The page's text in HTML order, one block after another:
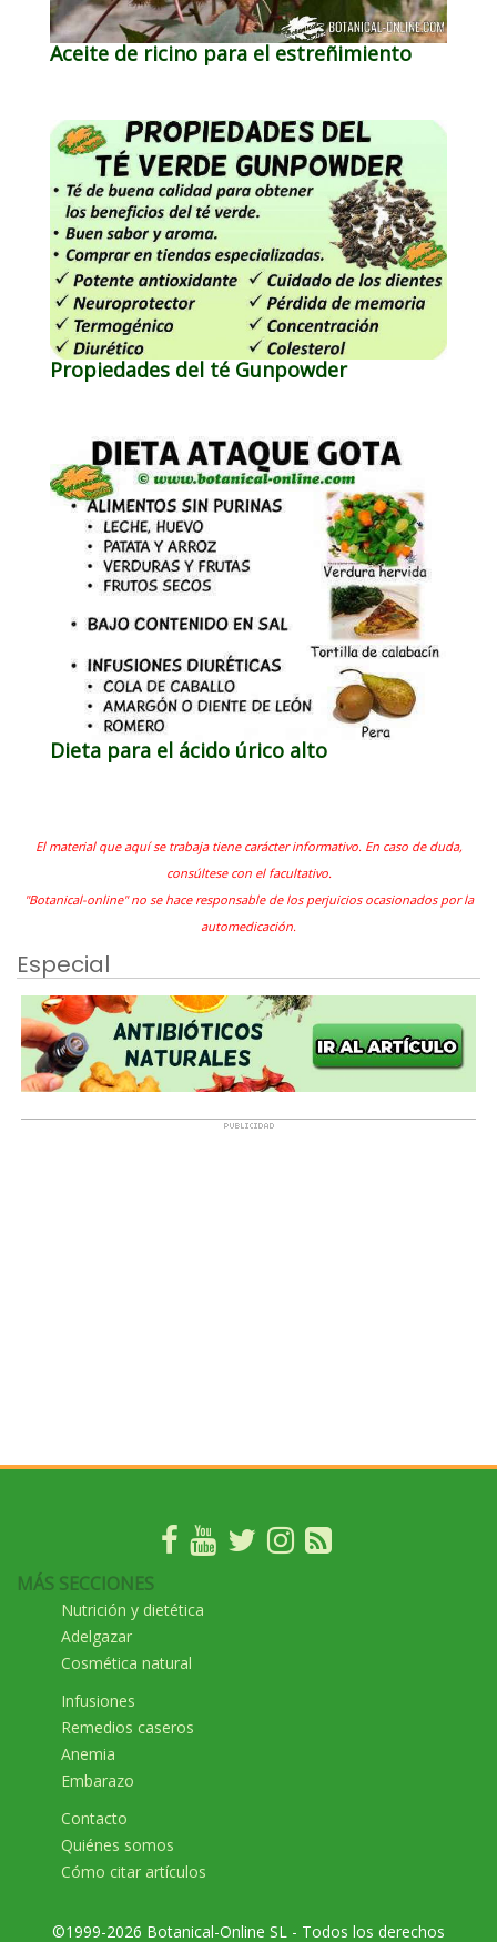
Aceite de ricino para el estreñimiento
Propiedades del té Gunpowder
Dieta para el ácido úrico alto
El material que aquí se trabaja tiene carácter informativo. En caso de duda,
consúltese con el facultativo.
"Botanical-online" no se hace responsable de los perjuicios ocasionados por la
automedicación.
Especial
MÁS SECCIONES
Nutrición y dietética
Adelgazar
Cosmética natural
Infusiones
Remedios caseros
Anemia
Embarazo
Contacto
Quiénes somos
Cómo citar artículos
©1999-2026 Botanical-Online SL - Todos los derechos